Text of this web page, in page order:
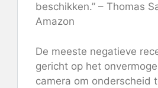
beschikken.” – Thomas
Amazon
De meeste negatieve
gericht op het
camera om onderscheid